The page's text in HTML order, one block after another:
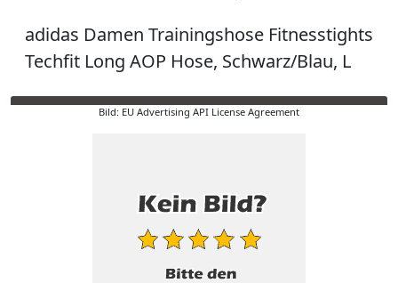
adidas Damen Trainingshose Fitnesstights
Techfit Long AOP Hose, Schwarz/Blau, L
Bild: EU Advertising API License Agreement